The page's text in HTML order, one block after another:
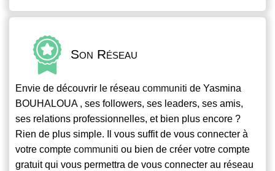
Son Réseau
Envie de découvrir le réseau communiti de Yasmina
BOUHALOUA , ses followers, ses leaders, ses amis,
ses relations professionnelles, et bien plus encore ?
Rien de plus simple. Il vous suffit de vous connecter à
votre compte communiti ou bien de créer votre compte
gratuit qui vous permettra de vous connecter au réseau